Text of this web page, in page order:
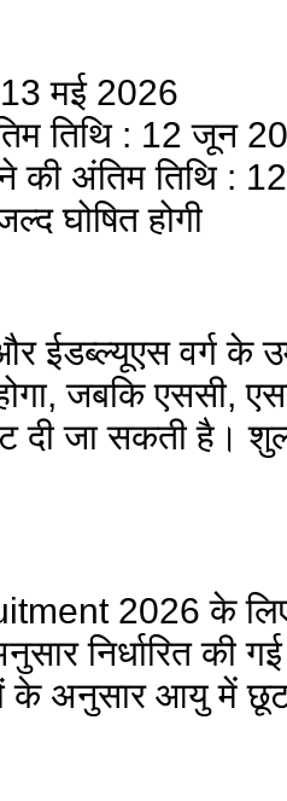
मई 2026
तिथि : 12 जून
की अंतिम तिथि :
घोषित होगी
ईडब्ल्यूएस वर्ग के
जबकि एससी,
दी जा सकती है।
2026 के
निर्धारित की गई
के अनुसार आयु में छूट